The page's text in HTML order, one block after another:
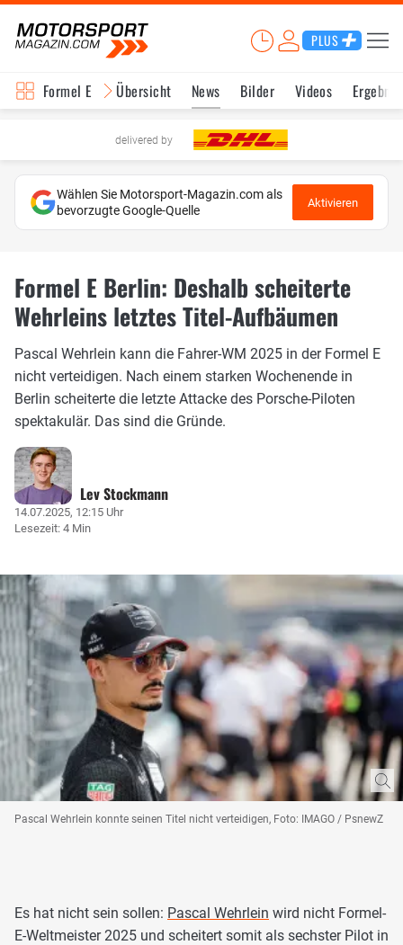
PLUS
Formel E Übersicht News Bilder Videos
delivered by
Wählen Sie Motorsport-Magazin.com als
bevorzugte Google-Quelle
Aktivieren
Formel E Berlin: Deshalb scheiterte
Wehrleins letztes Titel-Aufbäumen
Pascal Wehrlein kann die Fahrer-WM 2025 in der Formel E
nicht verteidigen. Nach einem starken Wochenende in
Berlin scheiterte die letzte Attacke des Porsche-Piloten
spektakulär. Das sind die Gründe.
Lev Stockmann
14.07.2025, 12:15 Uhr
Lesezeit: 4 Min
Pascal Wehrlein konnte seinen Titel nicht verteidigen, Foto: IMAGO / PsnewZ
Es hat nicht sein sollen: Pascal Wehrlein wird nicht Formel-
E-Weltmeister 2025 und scheitert somit als sechster Pilot in